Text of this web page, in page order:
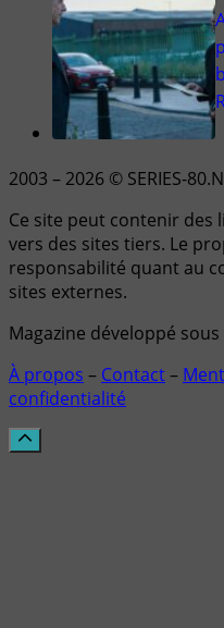
2003 – 2026 © SERIES-
Ce site peut contenir des
vers des sites tiers. Le
responsabilité quant au
sites externes.
Magazine développé
À propos – Contact–
confidentialité